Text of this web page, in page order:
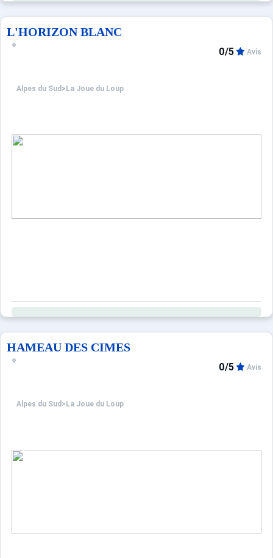
L'HORIZON BLANC
Alpes du Sud > La Joue du Loup
0/5 Avis
HAMEAU DES CIMES
Alpes du Sud > La Joue du Loup
0/5 Avis